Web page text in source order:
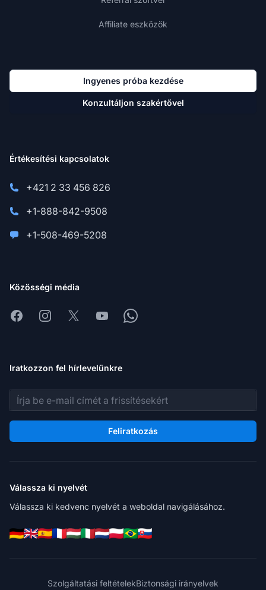
Affiliate eszközök
Ingyenes próba kezdése
Konzultáljon szakértővel
Értékesítési kapcsolatok
+421 2 33 456 826
+1-888-842-9508
+1-508-469-5208
Közösségi média
FacebookInstagram
X YoutubeWhatsapp
Iratkozzon fel hírlevelünkre
E-mail cím
Feliratkozás
Válassza ki nyelvét
Válassza ki kedvenc nyelvét a weboldal navigálásához.
Szolgáltatási feltételekBiztonsági irányelvek